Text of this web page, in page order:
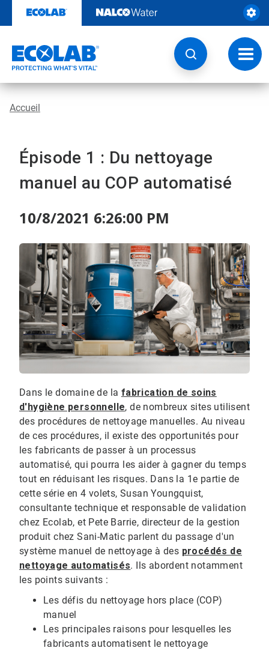
contenu
la
Accueil
Épisode 1 : Du nettoyage
manuel au COP automatisé
10/8/2021 6:26:00 PM
Dans le domaine de la fabrication de soins
d'hygiène personnelle, de nombreux sites utilisent
des procédures de nettoyage manuelles. Au niveau
de ces procédures, il existe des opportunités pour
les fabricants de passer à un processus
automatisé, qui pourra les aider à gagner du temps
tout en réduisant les risques. Dans la 1e partie de
cette série en 4 volets, Susan Youngquist,
consultante technique et responsable de validation
chez Ecolab, et Pete Barrie, directeur de la gestion
produit chez Sani-Matic parlent du passage d'un
système manuel de nettoyage à des procédés de
nettoyage automatisés. Ils abordent notamment
les points suivants :
Les défis du nettoyage hors place (COP)
manuel
Les principales raisons pour lesquelles les
fabricants automatisent le nettoyage